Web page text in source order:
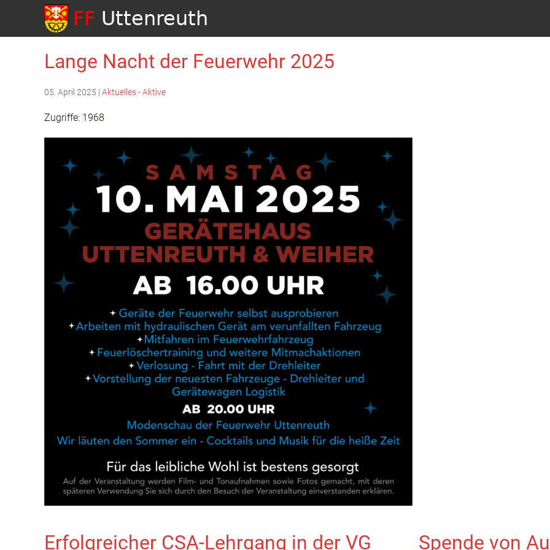
Lange Nacht der Feuerwehr 2025
05. April 2025 | Aktuelles - Aktive
Zugriffe: 1968
Erfolgreicher CSA-Lehrgang in der VG
Spende von